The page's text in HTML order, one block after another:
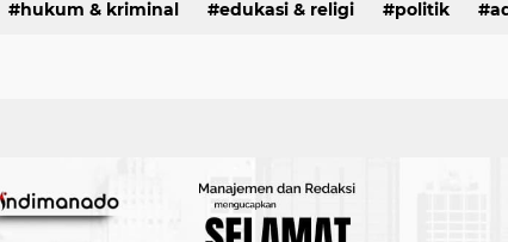
Tiga Pejabat Utama
Indeks
hukum & kriminal edukasi & religi politik